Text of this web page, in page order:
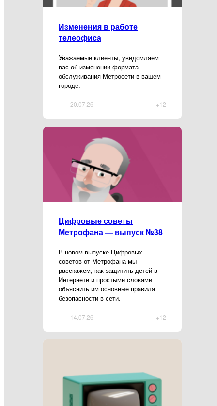
Изменения в работе
телеофиса
Уважаемые клиенты, уведомляем
вас об изменении формата
обслуживания Метросети в вашем
городе.
+12
20.07.26
Цифровые советы
Метрофана — выпуск №38
В новом выпуске Цифровых
советов от Метрофана мы
расскажем, как защитить детей в
Интернете и простыми словами
объяснить им основные правила
безопасности в сети.
+12
14.07.26